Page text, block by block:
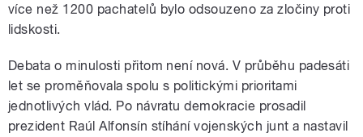
více než 1200 pachatelů bylo odsouzeno za zločiny proti
lidskosti.
Debata o minulosti přitom není nová. V průběhu padesáti
let se proměňovala spolu s politickými prioritami
jednotlivých vlád. Po návratu demokracie prosadil
prezident Raúl Alfonsín stíhání vojenských junt a nastavil